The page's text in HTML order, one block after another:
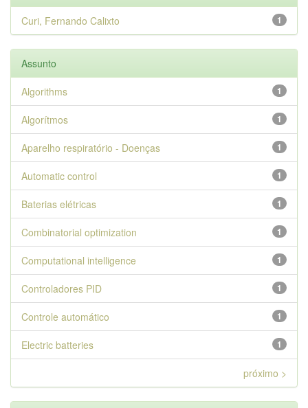
1
Curi, Fernando Calixto
Assunto
1
Algorithms
1
Algorítmos
1
Aparelho respiratório - Doenças
1
Automatic control
1
Baterias elétricas
1
Combinatorial optimization
1
Computational intelligence
1
Controladores PID
1
Controle automático
1
Electric batteries
próximo >